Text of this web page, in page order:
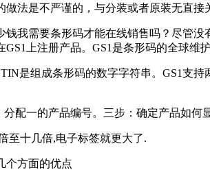
法是不严谨的，与分装或者原装无直接
我需要条形码才能在线销售吗？尽管
上注册产品。GS1是条形码的全球维
是组成条形码的数字字符串。GS1支
配一的产品编号。三步：确定产品如何
至十几倍,电子标签就更大了.
个方面的优点